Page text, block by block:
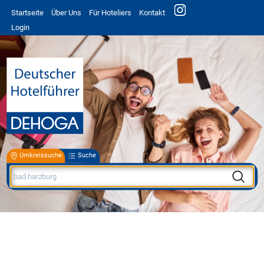
Startseite Über Uns Für Hoteliers
Kontakt
Login
Umkreissuche Suche